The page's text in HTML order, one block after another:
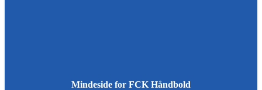
Mindeside for FCK Håndbold